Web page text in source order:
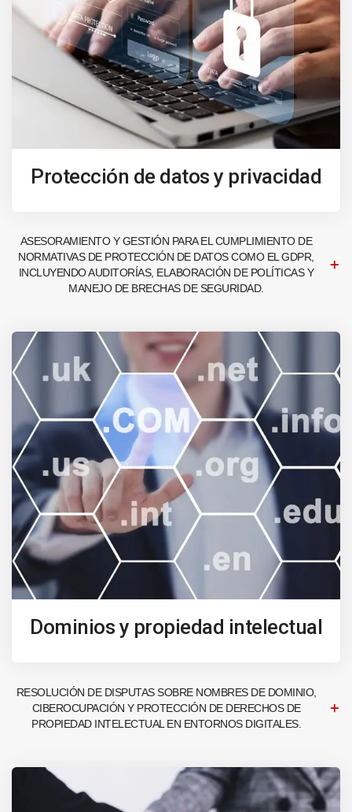
Protección de datos y privacidad
ASESORAMIENTO Y GESTIÓN PARA EL CUMPLIMIENTO DE
NORMATIVAS DE PROTECCIÓN DE DATOS COMO EL GDPR,
INCLUYENDO AUDITORÍAS, ELABORACIÓN DE POLÍTICAS Y
MANEJO DE BRECHAS DE SEGURIDAD.
Dominios y propiedad intelectual
RESOLUCIÓN DE DISPUTAS SOBRE NOMBRES DE DOMINIO,
CIBEROCUPACIÓN Y PROTECCIÓN DE DERECHOS DE
PROPIEDAD INTELECTUAL EN ENTORNOS DIGITALES.